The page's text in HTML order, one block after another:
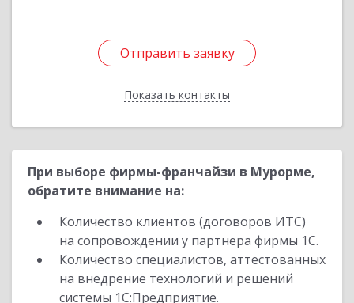
Отправить заявку
Показать контакты
Отправить заявку
Назад
При выборе фирмы-франчайзи в Мурорме,
обратите внимание на:
Количество клиентов (договоров ИТС)
на сопровождении у партнера фирмы 1С.
Количество специалистов, аттестованных
на внедрение технологий и решений
системы 1С:Предприятие.